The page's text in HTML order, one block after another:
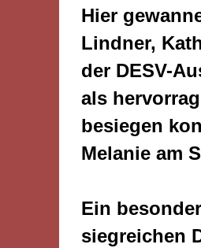
Hier
Lindner,
der DESV-
als
besiegen
Melanie am
Ein
siegreichen